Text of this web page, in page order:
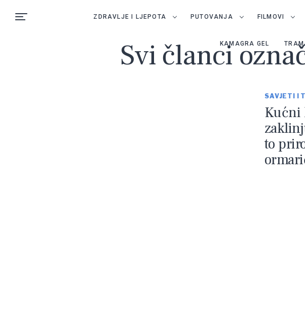
ZDRAVLJE I LJEPOTA PUTOVANJA FILMOVI
KAMAGRA GEL
Svi članci
SAVJETI I
Kućni
to